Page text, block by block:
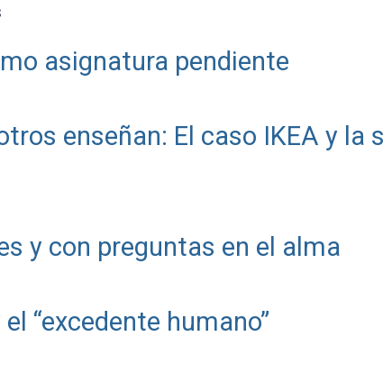
asignatura pendiente
enseñan: El caso IKEA y
y con preguntas en el alma
“excedente humano”